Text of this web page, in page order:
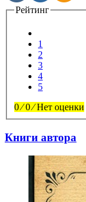
Рейтинг
1
2
3
4
5
0⁄0⁄Нет оценки
Книги автора